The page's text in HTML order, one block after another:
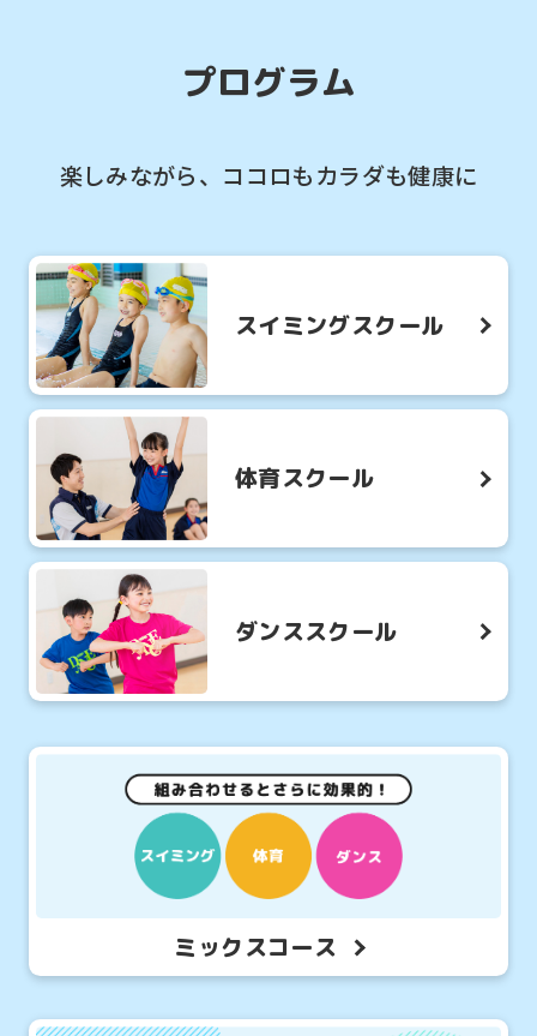
プログラム
楽しみながら、ココロもカラダも健康に
スイミングスクール
体育スクール
ダンススクール
ミックスコース